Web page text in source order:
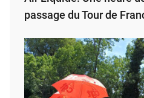
passage du Tour de